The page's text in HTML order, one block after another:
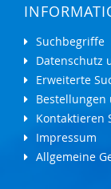
Suchbegriffe
Datenschutz
Erweiterte
Bestellungen
Kontaktieren
Impressum
Allgemeine